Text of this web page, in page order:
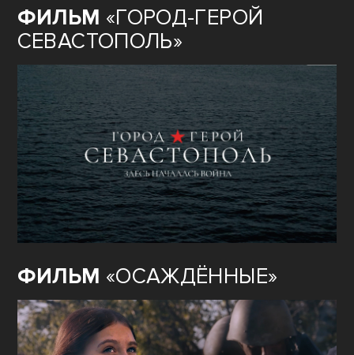
ФИЛЬМ «ГОРОД-ГЕРОЙ
СЕВАСТОПОЛЬ»
ФИЛЬМ «ОСАЖДЁННЫЕ»